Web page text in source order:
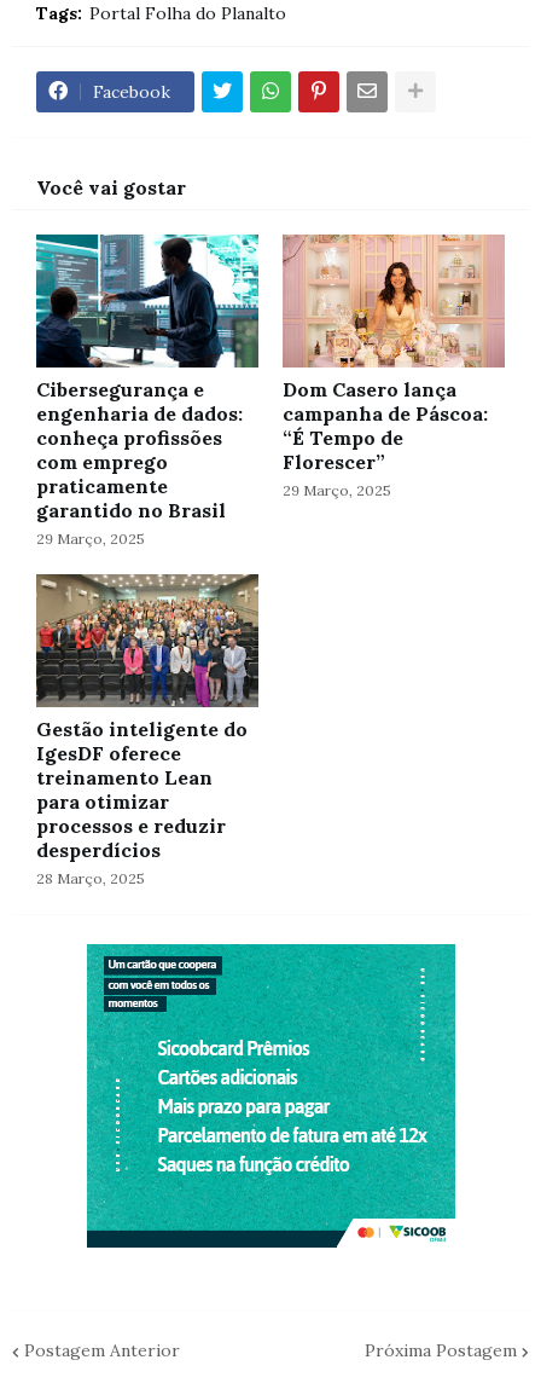
Tags: Portal Folha do Planalto
Facebook
Você vai gostar
Cibersegurança e
engenharia de dados:
conheça profissões
com emprego
praticamente
garantido no Brasil
29 Março, 2025
Dom Casero lança
campanha de Páscoa:
“É Tempo de
Florescer”
29 Março, 2025
Gestão inteligente do
IgesDF oferece
treinamento Lean
para otimizar
processos e reduzir
desperdícios
28 Março, 2025
Postagem Anterior Próxima Postagem